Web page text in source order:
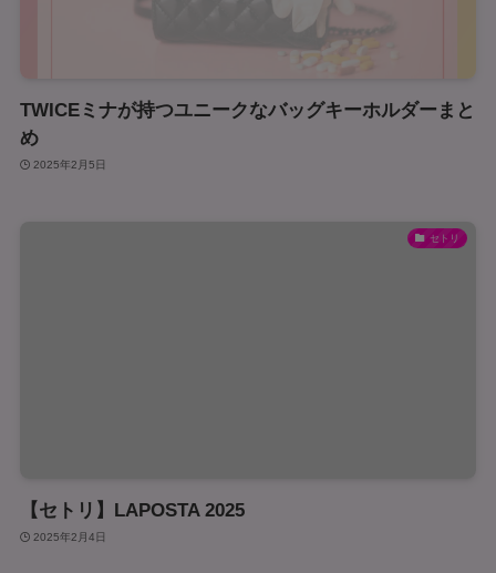
TWICEミナが持つユニークなバッグキーホルダーまと
め
2025年2月5日
セトリ
【セトリ】LAPOSTA 2025
2025年2月4日